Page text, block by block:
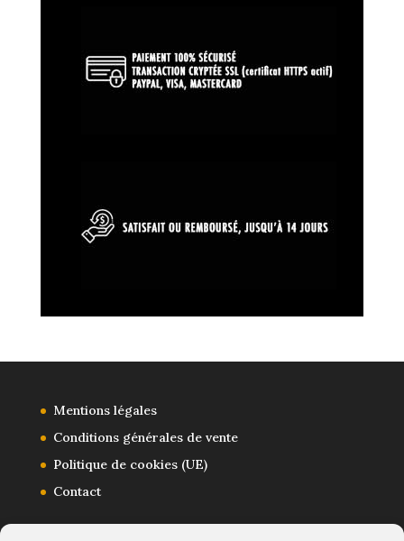
Mentions légales
Conditions générales de vente
Politique de cookies (UE)
Contact